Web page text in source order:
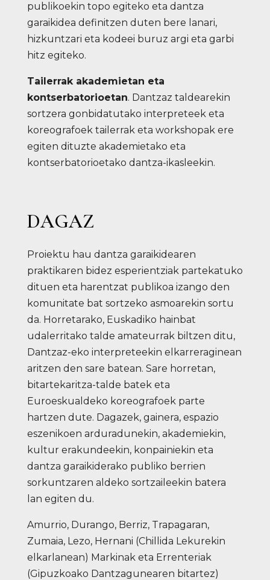
publikoekin topo egiteko eta dantza
garaikidea definitzen duten bere lanari,
hizkuntzari eta kodeei buruz argi eta garbi
hitz egiteko.
Tailerrak akademietan eta
kontserbatorioetan. Dantzaz taldearekin
sortzera gonbidatutako interpreteek eta
koreografoek tailerrak eta workshopak ere
egiten dituzte akademietako eta
kontserbatorioetako dantza-ikasleekin.
DAGAZ
Proiektu hau dantza garaikidearen
praktikaren bidez esperientziak partekatuko
dituen eta harentzat publikoa izango den
komunitate bat sortzeko asmoarekin sortu
da. Horretarako, Euskadiko hainbat
udalerritako talde amateurrak biltzen ditu,
Dantzaz-eko interpreteekin elkarreraginean
aritzen den sare batean. Sare horretan,
bitartekaritza-talde batek eta
Euroeskualdeko koreografoek parte
hartzen dute. Dagazek, gainera, espazio
eszenikoen arduradunekin, akademiekin,
kultur erakundeekin, konpainiekin eta
dantza garaikiderako publiko berrien
sorkuntzaren aldeko sortzaileekin batera
lan egiten du.
Amurrio, Durango, Berriz, Trapagaran,
Zumaia, Lezo, Hernani (Chillida Lekurekin
elkarlanean) Markinak eta Errenteriak
(Gipuzkoako Dantzagunearen bitartez)